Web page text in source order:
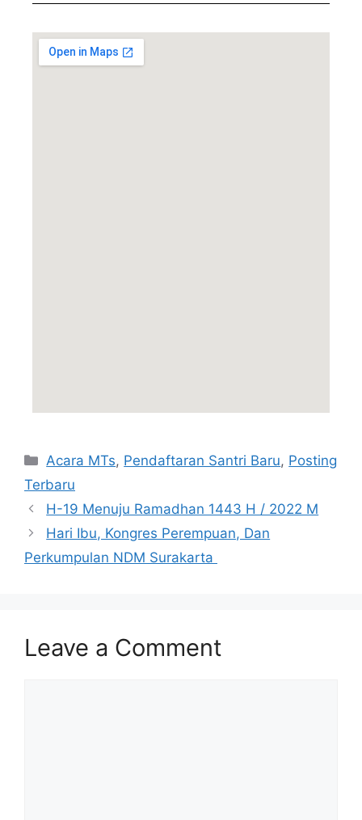
Acara MTs, Pendaftaran Santri Baru, Posting
Terbaru
H-19 Menuju Ramadhan 1443 H / 2022 M
Hari Ibu, Kongres Perempuan, Dan
Perkumpulan NDM Surakarta ​
Leave a Comment